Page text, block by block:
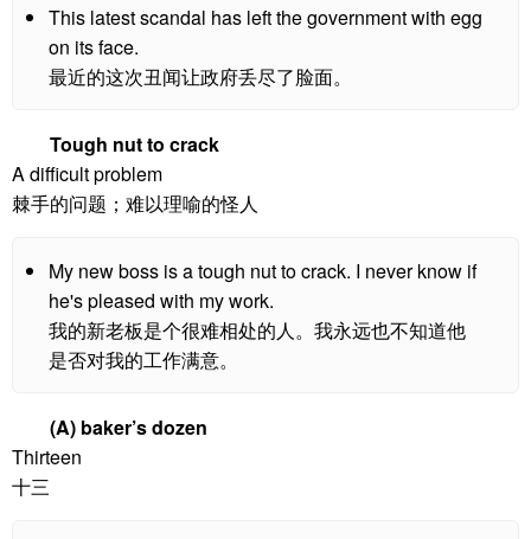
This latest scandal has left the government with egg
on its face.
最近的这次丑闻让政府丢尽了脸面。
Tough nut to crack
A difficult problem
棘手的问题；难以理喻的怪人
My new boss is a tough nut to crack. I never know if
he's pleased with my work.
我的新老板是个很难相处的人。我永远也不知道他
是否对我的工作满意。
(A) baker’s dozen
Thirteen
十三